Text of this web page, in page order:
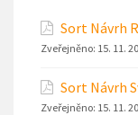
Sort Návrh
Zveřejněno: 15. 11.
Sort Návrh
Zveřejněno: 15. 11.